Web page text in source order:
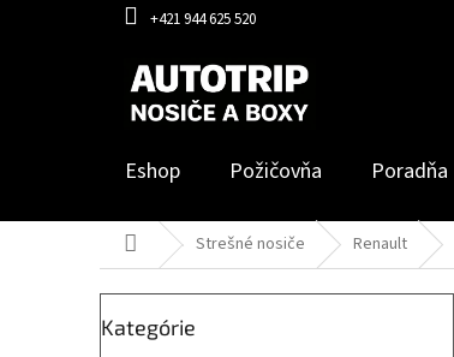
+421 944 625 520
Eshop Požičovňa Poradňa
DomovStrešné nosiče Renault
č
Preskočiť
Kategórie